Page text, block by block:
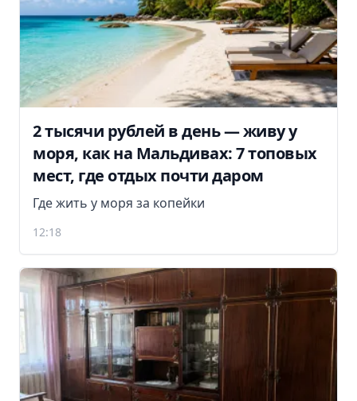
2 тысячи рублей в день — живу у
моря, как на Мальдивах: 7 топовых
мест, где отдых почти даром
Где жить у моря за копейки
12:18